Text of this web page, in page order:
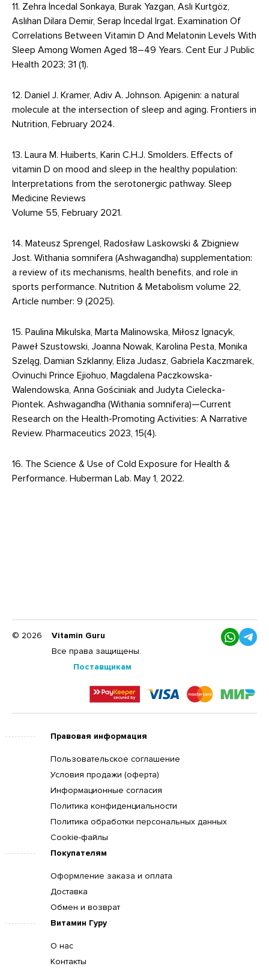
11. Zehra İncedal Sonkaya, Burak Yazgan, Aslı Kurtgöz,
Aslıhan Dilara Demir, Serap İncedal Irgat. Examination Of
Correlations Between Vitamin D And Melatonin Levels With
Sleep Among Women Aged 18–49 Years. Cent Eur J Public
Health 2023; 31 (1).
12. Daniel J. Kramer, Adiv A. Johnson. Apigenin: a natural
molecule at the intersection of sleep and aging. Frontiers in
Nutrition, February 2024.
13. Laura M. Huiberts, Karin C.H.J. Smolders. Effects of
vitamin D on mood and sleep in the healthy population:
Interpretations from the serotonergic pathway. Sleep
Medicine Reviews
Volume 55, February 2021.
14. Mateusz Sprengel, Radosław Laskowski & Zbigniew
Jost. Withania somnifera (Ashwagandha) supplementation:
a review of its mechanisms, health benefits, and role in
sports performance. Nutrition & Metabolism volume 22,
Article number: 9 (2025).
15. Paulina Mikulska, Marta Malinowska, Miłosz Ignacyk,
Paweł Szustowski, Joanna Nowak, Karolina Pesta, Monika
Szeląg, Damian Szklanny, Eliza Judasz, Gabriela Kaczmarek,
Ovinuchi Prince Ejiohuo, Magdalena Paczkowska-
Walendowska, Anna Gościniak and Judyta Cielecka-
Piontek. Ashwagandha (Withania somnifera)—Current
Research on the Health-Promoting Activities: A Narrative
Review. Pharmaceutics 2023, 15(4).
16. The Science & Use of Cold Exposure for Health &
Performance. Huberman Lab. May 1, 2022.
© 2026
Vitamin Guru
Все права защищены.
Поставщикам
Правовая информация
Пользовательское соглашение
Условия продажи (оферта)
Информационные согласия
Политика конфиденциальности
Политика обработки персональных данных
Cookie-файлы
Покупателям
Оформление заказа и оплата
Доставка
Обмен и возврат
Витамин Гуру
О нас
Контакты